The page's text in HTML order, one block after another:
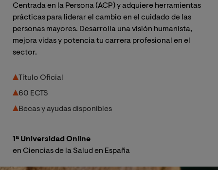
Centrada en la Persona (ACP) y adquiere herramientas
prácticas para liderar el cambio en el cuidado de las
personas mayores. Desarrolla una visión humanista,
mejora vidas y potencia tu carrera profesional en el
sector.
Título Oficial
60 ECTS
Becas y ayudas disponibles
1ª Universidad Online
en Ciencias de la Salud en España